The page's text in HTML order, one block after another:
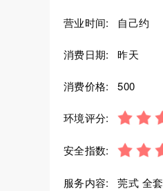
营业时间: 自己约
消费日期: 昨天
消费价格: 500
环境评分:
安全指数:
服务内容: 莞式 全套